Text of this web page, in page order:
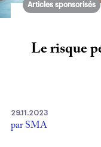
Articles sponsorisés
Le risque
29.11.2023
par SMA